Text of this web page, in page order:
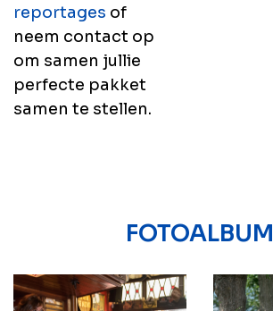
reportages of
neem contact op
om samen jullie
perfecte pakket
samen te stellen.
FOTOALBUM